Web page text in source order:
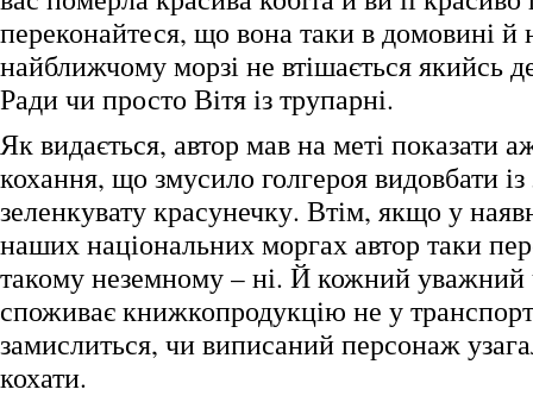
переконайтеся, що вона таки в домовині й
найближчому морзі не втішається якийсь
Ради чи просто Вітя із трупарні.
Як видається, автор мав на меті показати
кохання, що змусило голгероя видовбати
зеленкувату красунечку. Втім, якщо у
наших національних моргах автор таки
такому неземному – ні. Й кожний уважний
споживає книжкопродукцію не у
замислиться, чи виписаний персонаж
кохати.